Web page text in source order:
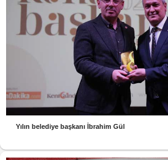
Yılın belediye başkanı İbrahim Gül